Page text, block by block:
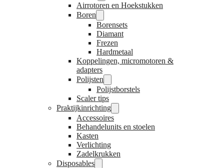
Airrotoren en Hoekstukken
Boren
Borensets
Diamant
Frezen
Hardmetaal
Koppelingen, micromotoren &
adapters
Polijsten
Polijstborstels
Scaler tips
Praktijkinrichting
Accessoires
Behandelunits en stoelen
Kasten
Verlichting
Zadelkrukken
Disposables